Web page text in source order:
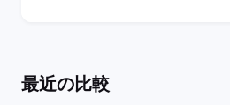
最近の比較